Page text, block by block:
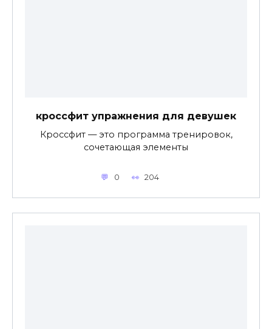
кроссфит упражнения для девушек
Кроссфит — это программа тренировок,
сочетающая элементы
0 204